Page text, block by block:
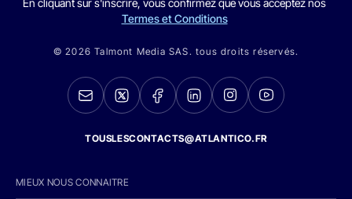
Termes et Conditions
© 2026 Talmont Media SAS. tous droits réservés.
TOUSLESCONTACTS@ATLANTICO.FR
MIEUX NOUS CONNAITRE